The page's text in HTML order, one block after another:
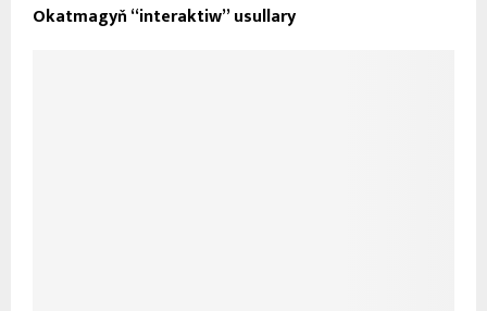
Okatmagyň “interaktiw” usullary